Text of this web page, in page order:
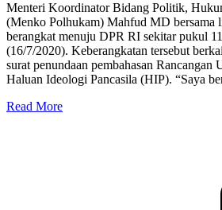
Menteri Koordinator Bidang Politik,
(Menko Polhukam) Mahfud MD bersama
berangkat menuju DPR RI sekitar pukul
(16/7/2020). Keberangkatan tersebut
surat penundaan pembahasan
Haluan Ideologi Pancasila (HIP). “Saya
Read More